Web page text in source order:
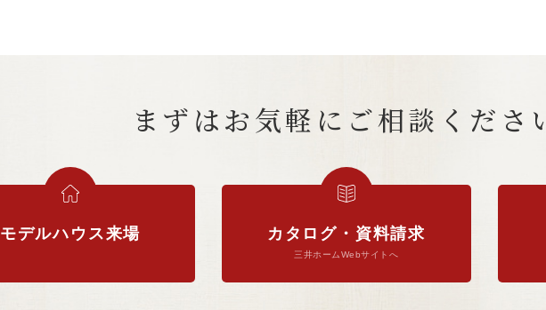
まずはお気軽に ご相談くださ
モデルハウス来場 カタログ・資料請求
三井ホームWebサイトへ